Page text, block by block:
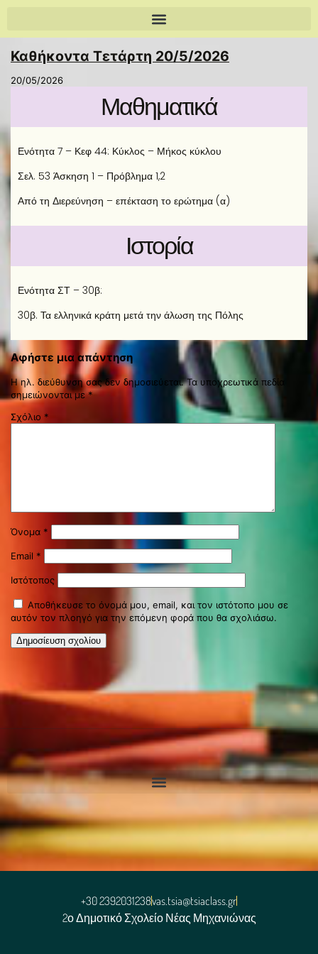
Καθήκοντα Τετάρτη 20/5/2026
20/05/2026
Μαθηματικά
Ενότητα 7 – Κεφ 44: Κύκλος – Μήκος κύκλου
Σελ. 53 Άσκηση 1 – Πρόβλημα 1,2
Από τη Διερεύνηση – επέκταση το ερώτημα (α)
Ιστορία
Ενότητα ΣΤ – 30β:
30β. Τα ελληνικά κράτη μετά την άλωση της Πόλης
Αφήστε μια απάντηση
Η ηλ. διεύθυνση σας δεν δημοσιεύεται. Τα υποχρεωτικά πεδία
σημειώνονται με*
Σχόλιο *
Όνομα *
Email *
Ιστότοπος
Αποθήκευσε το όνομά μου, email, και τον ιστότοπο μου σε
αυτόν τον πλοηγό για την επόμενη φορά που θα σχολιάσω.
+30 2392031238vas.tsia@tsiaclass.gr
2ο Δημοτικό Σχολείο Νέας Μηχανιώνας